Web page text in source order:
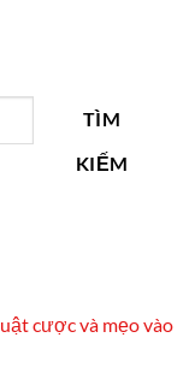
TÌM
KIẾM
cược và mẹo vào